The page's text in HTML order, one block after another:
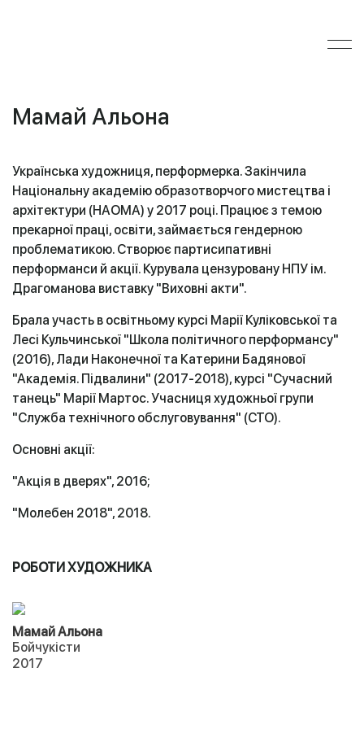
Мамай Альона
Українська художниця, перформерка. Закінчила
Національну академію образотворчого мистецтва і
архітектури (НАОМА) у 2017 році. Працює з темою
прекарної праці, освіти, займається гендерною
проблематикою. Створює партисипативні
перформанси й акції. Курувала цензуровану НПУ ім.
Драгоманова виставку "Виховні акти".
Брала участь в освітньому курсі Марії Куліковської та
Лесі Кульчинської "Школа політичного перформансу"
(2016), Лади Наконечної та Катерини Бадянової
"Академія. Підвалини" (2017-2018), курсі "Сучасний
танець" Марії Мартос. Учасниця художньої групи
"Служба технічного обслуговування" (СТО).
Основні акції:
"Акція в дверях", 2016;
"Молебен 2018", 2018.
РОБОТИ ХУДОЖНИКА
Мамай Альона
Бойчукісти
2017